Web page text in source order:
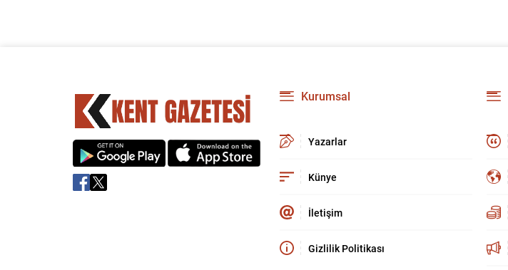
Kurumsal
Yazarlar
Künye
İletişim
Gizlilik Politikası